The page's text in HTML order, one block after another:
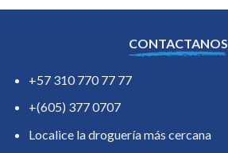
CONTACTANOS
+57 310 770 77 77
+(605) 377 0707
Localice la droguería más cercana